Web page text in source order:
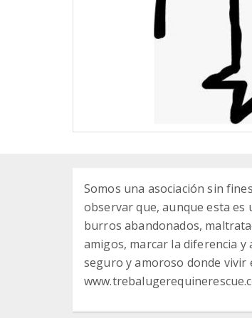
Somos una asociación sin
observar que, aunque esta es
burros abandonados,
amigos, marcar la diferencia
seguro y amoroso donde vivir